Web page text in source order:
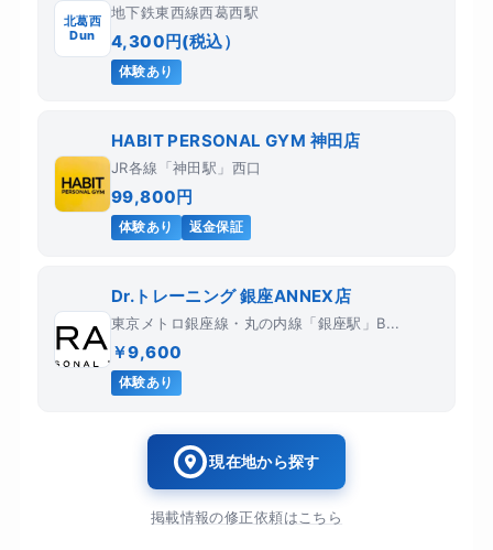
北葛西
Dun
地下鉄東西線西葛西駅
4,300円(税込）
体験あり
HABIT PERSONAL GYM 神田店
JR各線「神田駅」西口
99,800円
体験あり 返金保証
Dr.トレーニング 銀座ANNEX店
東京メトロ銀座線・丸の内線「銀座駅」B...
￥9,600
体験あり
現在地から探す
掲載情報の修正依頼はこちら